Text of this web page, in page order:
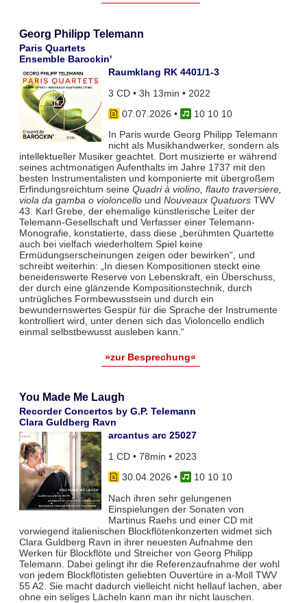
Georg Philipp Telemann
Paris Quartets
Ensemble Barockin'
Raumklang RK 4401/1-3
3 CD • 3h 13min • 2022
07.07.2026 •
10 10 10
In Paris wurde Georg Philipp Telemann
nicht als Musikhandwerker, sondern als
intellektueller Musiker geachtet. Dort musizierte er während
seines achtmonatigen Aufenthalts im Jahre 1737 mit den
besten Instrumentalisten und komponierte mit übergroßem
Erfindungsreichtum seine Quadri à violino, flauto traversiere,
viola da gamba o violoncellound Nouveaux QuatuorsTWV
43. Karl Grebe, der ehemalige künstlerische Leiter der
Telemann-Gesellschaft und Verfasser einer Telemann-
Monografie, konstatierte, dass diese „berühmten Quartette
auch bei vielfach wiederholtem Spiel keine
Ermüdungserscheinungen zeigen oder bewirken“, und
schreibt weiterhin: „In diesen Kompositionen steckt eine
beneidenswerte Reserve von Lebenskraft, ein Überschuss,
der durch eine glänzende Kompositionstechnik, durch
untrügliches Formbewusstsein und durch ein
bewundernswertes Gespür für die Sprache der Instrumente
kontrolliert wird, unter denen sich das Violoncello endlich
einmal selbstbewusst ausleben kann.“
»zur Besprechung«
You Made Me Laugh
Recorder Concertos by G.P. Telemann
Clara Guldberg Ravn
arcantus arc 25027
1 CD • 78min • 2023
30.04.2026 •
10 10 10
Nach ihren sehr gelungenen
Einspielungen der Sonaten von
Martinus Raehs und einer CD mit
vorwiegend italienischen Blockflötenkonzerten widmet sich
Clara Guldberg Ravn in ihrer neuesten Aufnahme den
Werken für Blockflöte und Streicher von Georg Philipp
Telemann. Dabei gelingt ihr die Referenzaufnahme der wohl
von jedem Blockflötisten geliebten Ouvertüre in a-Moll TWV
55 A2. Sie macht dadurch vielleicht nicht hellauf lachen, aber
ohne ein seliges Lächeln kann man ihr nicht lauschen.